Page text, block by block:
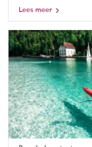
Lees meer